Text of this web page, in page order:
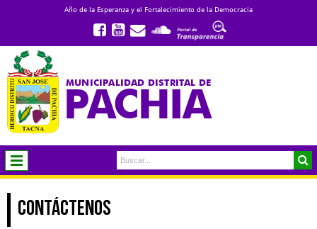
Año de la Esperanza y el Fortalecimiento de la Democracia
MUNICIPALIDAD DISTRITAL DE
PACHIA
CONTÁCTENOS